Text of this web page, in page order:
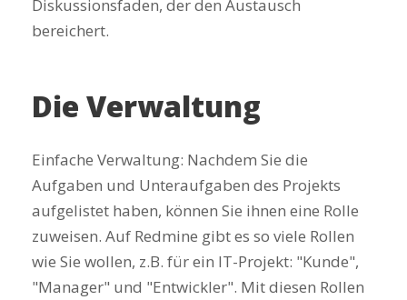
Diskussionsfaden, der den Austausch
bereichert.
Die Verwaltung
Einfache Verwaltung: Nachdem Sie die
Aufgaben und Unteraufgaben des Projekts
aufgelistet haben, können Sie ihnen eine Rolle
zuweisen. Auf Redmine gibt es so viele Rollen
wie Sie wollen, z.B. für ein IT-Projekt: "Kunde",
"Manager" und "Entwickler". Mit diesen Rollen